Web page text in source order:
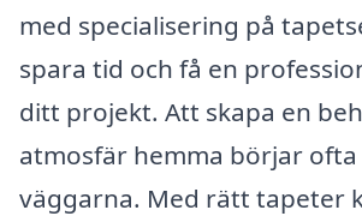
med specialisering på
spara tid och få en
ditt projekt. Att skapa en
atmosfär hemma börjar ofta
väggarna. Med rätt tapeter